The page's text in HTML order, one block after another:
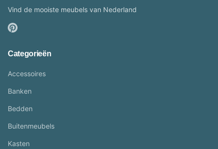
Vind de mooiste meubels van Nederland
Categorieën
Accessoires
Banken
Bedden
Buitenmeubels
Kasten